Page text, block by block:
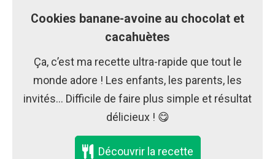
Cookies banane-avoine au chocolat et
cacahuètes
Ça, c’est ma recette ultra-rapide que tout le
monde adore ! Les enfants, les parents, les
invités… Difficile de faire plus simple et résultat
délicieux ! 😋
Découvrir la recette